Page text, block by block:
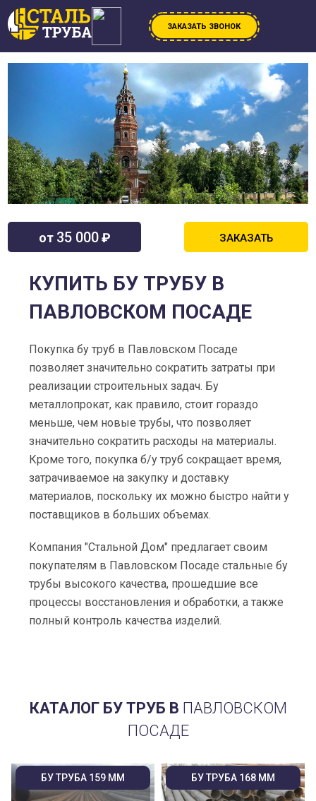
ЗАКАЗАТЬ ЗВОНОК
от 35 000₽ ЗАКАЗАТЬ
КУПИТЬ БУ ТРУБУ В
ПАВЛОВСКОМ ПОСАДЕ
Покупка бу труб в Павловском Посаде
позволяет значительно сократить затраты при
реализации строительных задач. Бу
металлопрокат, как правило, стоит гораздо
меньше, чем новые трубы, что позволяет
значительно сократить расходы на материалы.
Кроме того, покупка б/у труб сокращает время,
затрачиваемое на закупку и доставку
материалов, поскольку их можно быстро найти у
поставщиков в больших объемах.
Компания "Стальной Дом" предлагает своим
покупателям в Павловском Посаде стальные бу
трубы высокого качества, прошедшие все
процессы восстановления и обработки, а также
полный контроль качества изделий.
КАТАЛОГ БУ ТРУБ В ПАВЛОВСКОМ
ПОСАДЕ
БУ ТРУБА 159 ММ БУ ТРУБА 168 ММ